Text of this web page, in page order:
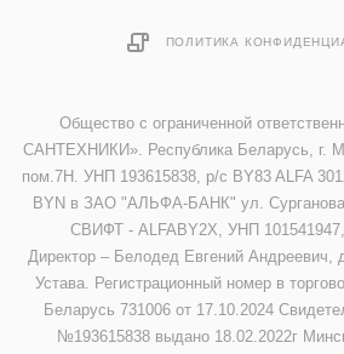
ПОЛИТИКА
Общество с ограниченной
САНТЕХНИКИ». Республика Беларусь, г.
пом.7Н. УНП 193615838, р/с BY83 ALFA
BYN в ЗАО "АЛЬФА-БАНК" ул.
СВИФТ - ALFABY2X, УНП
Директор – Белодед Евгений Андреевич,
Устава. Регистрационный номер в
Беларусь 731006 от 17.10.2024
№193615838 выдано 18.02.2022г